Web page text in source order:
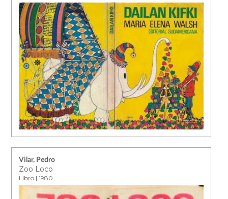
Vilar, Pedro
Zoo Loco
Libro | 1980